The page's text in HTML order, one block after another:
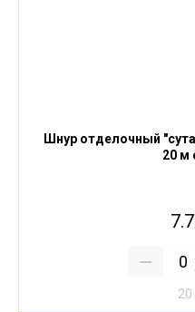
Шнур отделочный
20 м
20